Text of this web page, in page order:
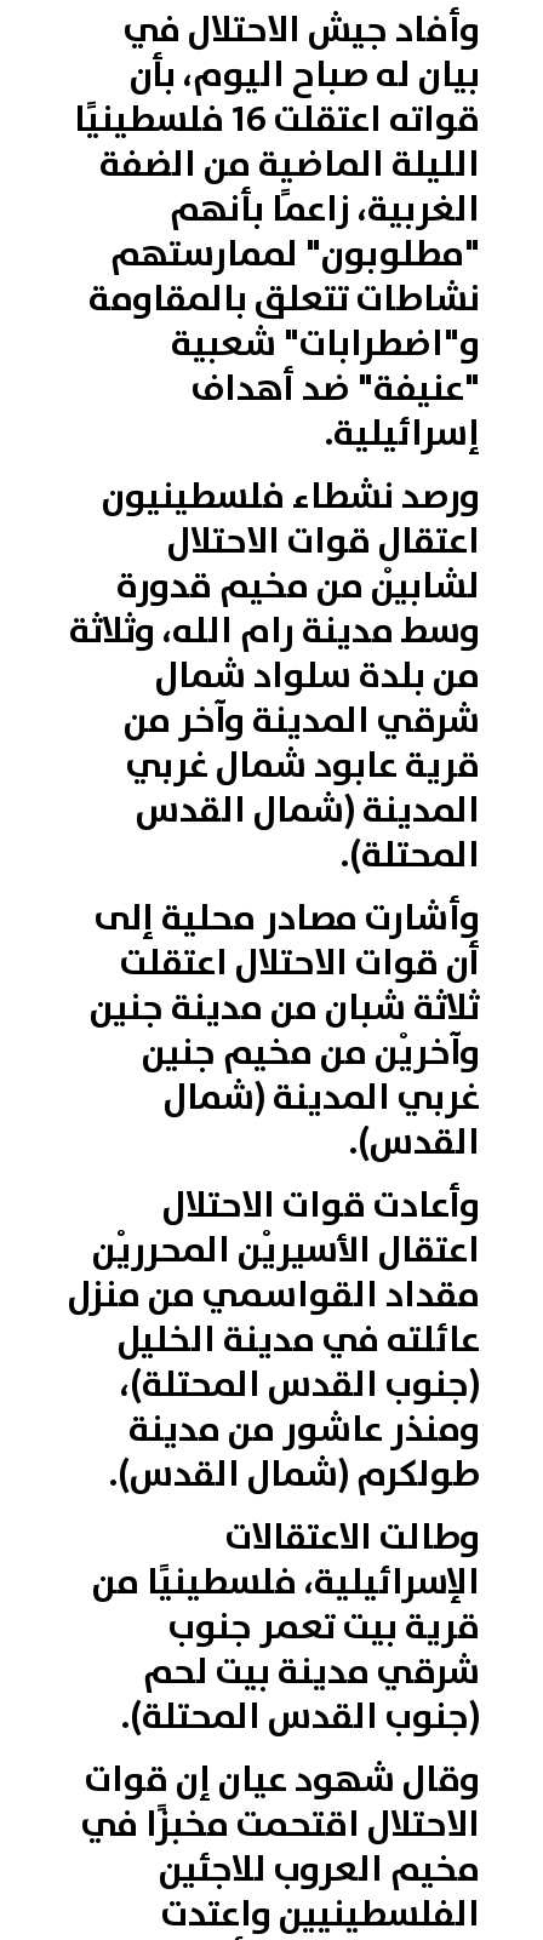
وأفاد جيش الاحتلال في
بيان له صباح اليوم، بأن
قواته اعتقلت 16 فلسطينيًا
الليلة الماضية من الضفة
الغربية، زاعمًا بأنهم
"مطلوبون" لممارستهم
نشاطات تتعلق بالمقاومة
و"اضطرابات" شعبية
"عنيفة" ضد أهداف
إسرائيلية.
ورصد نشطاء فلسطينيون
اعتقال قوات الاحتلال
لشابيْن من مخيم قدورة
وسط مدينة رام الله، وثلاثة
من بلدة سلواد شمال
شرقي المدينة وآخر من
قرية عابود شمال غربي
المدينة (شمال القدس
المحتلة).
وأشارت مصادر محلية إلى
أن قوات الاحتلال اعتقلت
ثلاثة شبان من مدينة جنين
وآخريْن من مخيم جنين
غربي المدينة (شمال
القدس).
وأعادت قوات الاحتلال
اعتقال الأسيريْن المحرريْن
مقداد القواسمي من منزل
عائلته في مدينة الخليل
(جنوب القدس المحتلة)،
ومنذر عاشور من مدينة
طولكرم (شمال القدس).
وطالت الاعتقالات
الإسرائيلية، فلسطينيًا من
قرية بيت تعمر جنوب
شرقي مدينة بيت لحم
(جنوب القدس المحتلة).
وقال شهود عيان إن قوات
الاحتلال اقتحمت مخبزًا في
مخيم العروب للاجئين
الفلسطينيين واعتدت